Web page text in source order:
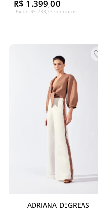
R$ 1.399,00
6x de R$ 233,17 sem juros
ADRIANA DEGREAS